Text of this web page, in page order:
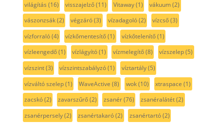
világítás (16) visszajelző(11) Vitaway(1) vákuum(2)
vászonzsák(2) végzáró(3) vízadagoló(2) vízcső(3)
vízforraló(4) vízkőmentesítő(1) vízkőtelenítő(1)
vízleengedő(1) vízlágyító(1) vízmelegítő(8) vízszelep(5)
vízszint(3) vízszintszabályzó(1) víztartály(5)
vízváltó szelep(1) WaveActive (8) wok(10) xtraspace (1)
zacskó(2) zavarszűrő(2) zsanér(76) zsanéralátét(2)
zsanérpersely(2) zsanértakaró(2) zsanértartó(2)